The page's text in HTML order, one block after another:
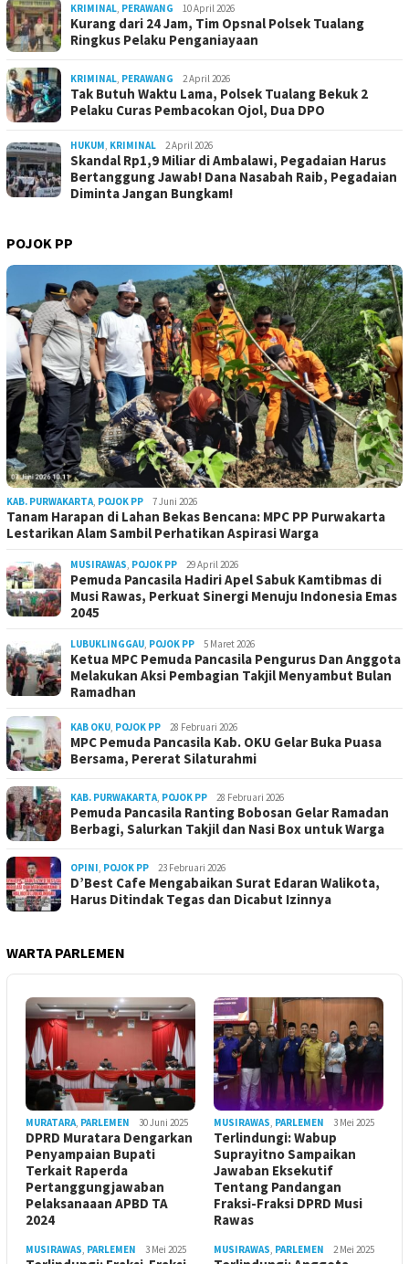
KRIMINAL PERAWANG 10 April 2026
Kurang dari 24 Jam, Tim Opsnal Polsek Tualang
Ringkus Pelaku Penganiayaan
KRIMINAL PERAWANG 2 April 2026
Tak Butuh Waktu Lama, Polsek Tualang Bekuk 2
Pelaku Curas Pembacokan Ojol, Dua DPO
HUKUM KRIMINAL 2 April 2026
Skandal Rp1,9 Miliar di Ambalawi, Pegadaian Harus
Bertanggung Jawab! Dana Nasabah Raib, Pegadaian
Diminta Jangan Bungkam!
POJOK PP
KAB. PURWAKARTA POJOK PP 7 Juni 2026
Tanam Harapan di Lahan Bekas Bencana: MPC PP Purwakarta
Lestarikan Alam Sambil Perhatikan Aspirasi Warga
MUSIRAWAS POJOK PP 29 April 2026
Pemuda Pancasila Hadiri Apel Sabuk Kamtibmas di
Musi Rawas, Perkuat Sinergi Menuju Indonesia Emas
2045
LUBUKLINGGAU POJOK PP 5 Maret 2026
Ketua MPC Pemuda Pancasila Pengurus Dan Anggota
Melakukan Aksi Pembagian Takjil Menyambut Bulan
Ramadhan
KAB OKU POJOK PP 28 Februari 2026
MPC Pemuda Pancasila Kab. OKU Gelar Buka Puasa
Bersama, Pererat Silaturahmi
KAB. PURWAKARTA POJOK PP 28 Februari 2026
Pemuda Pancasila Ranting Bobosan Gelar Ramadan
Berbagi, Salurkan Takjil dan Nasi Box untuk Warga
OPINI POJOK PP 23 Februari 2026
D’Best Cafe Mengabaikan Surat Edaran Walikota,
Harus Ditindak Tegas dan Dicabut Izinnya
WARTA PARLEMEN
MURATARA PARLEMEN 30 Juni 2025
DPRD Muratara Dengarkan
Penyampaian Bupati
Terkait Raperda
Pertanggungjawaban
Pelaksanaaan APBD TA
2024
MUSIRAWAS PARLEMEN 3 Mei 2025
Terlindungi: Wabup
Suprayitno Sampaikan
Jawaban Eksekutif
Tentang Pandangan
Fraksi-Fraksi DPRD Musi
Rawas
MUSIRAWAS PARLEMEN 3 Mei 2025 MUSIRAWAS PARLEMEN 2 Mei 2025